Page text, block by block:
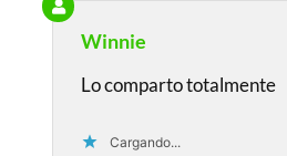
Winnie
Lo comparto totalmente
Cargando...